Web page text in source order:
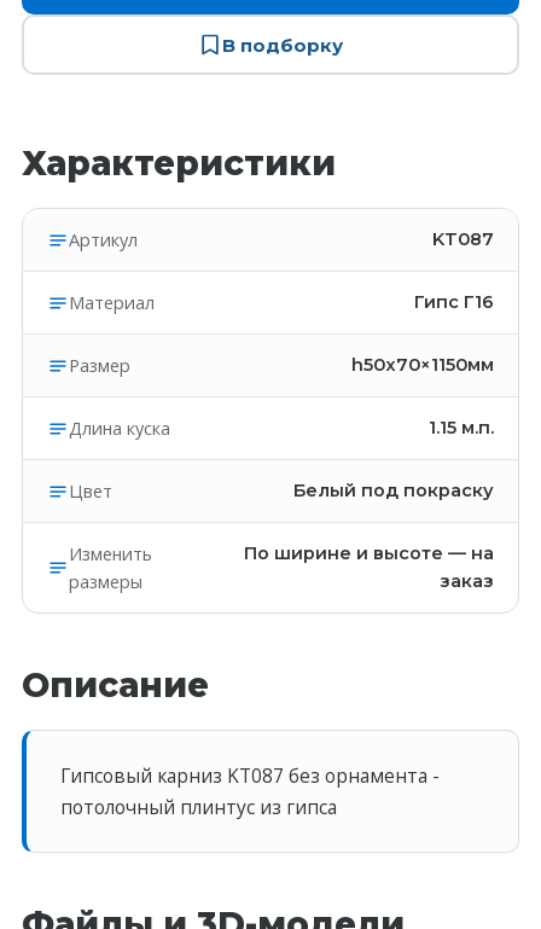
В подборку
Характеристики
Артикул KT087
Материал Гипс Г16
Размер h50x70×1150мм
Длина куска 1.15 м.п.
Цвет Белый под покраску
Изменить
размеры
По ширине и высоте — на
заказ
Описание
Гипсовый карниз KT087 без орнамента -
потолочный плинтус из гипса